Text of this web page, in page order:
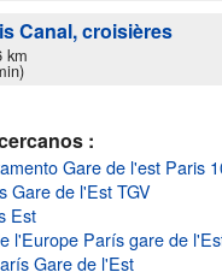
Canal, croisières
km
:
Gare de l'est Paris
Gare de l'Est TGV
Est
l'Europe París gare de
Gare de l'Est